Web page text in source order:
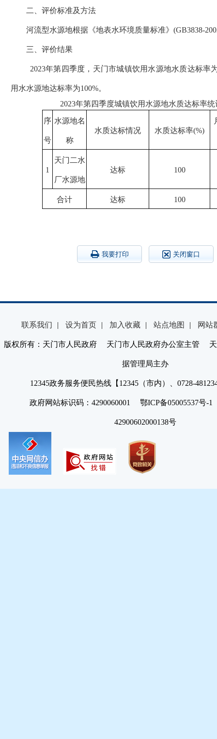
二、评价标准及方法
河流型水源地根据《地表水环境质量标准》 (GB3838-
三、评价结果
2023年第 四季度，天门市城镇饮用水源地水质达标率
用水水源地达标率为100%。
2023年第四季度城镇饮用水源地水质达标率统
序
号
水源地名
称
水质达标情况 水质达标率(%)
1
天门二水
厂水源地
达标 100
合计 达标 100
我要打印 关闭窗口
联系我们 | 设为首页 | 加入收藏 | 站点地图 | 网站
版权所有：天门市人民政府 天门市人民政府办公室主管 天
据管理局主办
12345政务服务便民热线【12345（市内）、0728-
政府网站标识码：4290060001 鄂ICP备05005537号
42900602000138号